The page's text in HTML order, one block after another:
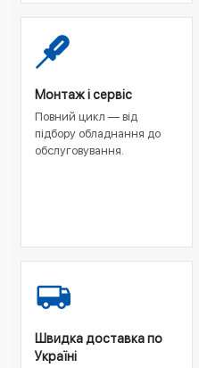
Монтаж і сервіс
Повний цикл — від
підбору обладнання до
обслуговування.
Швидка доставка по
Україні